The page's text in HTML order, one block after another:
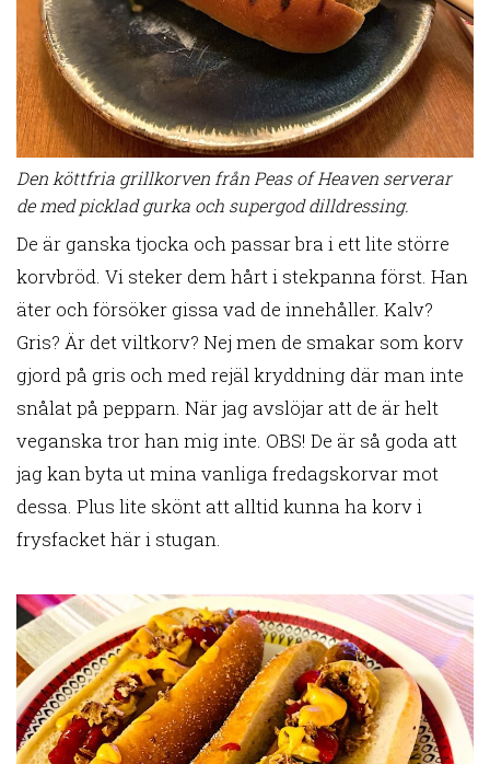
Den köttfria grillkorven från Peas of Heaven serverar
de med picklad gurka och supergod dilldressing.
De är ganska tjocka och passar bra i ett lite större
korvbröd. Vi steker dem hårt i stekpanna först. Han
äter och försöker gissa vad de innehåller. Kalv?
Gris? Är det viltkorv? Nej men de smakar som korv
gjord på gris och med rejäl kryddning där man inte
snålat på pepparn. När jag avslöjar att de är helt
veganska tror han mig inte. OBS! De är så goda att
jag kan byta ut mina vanliga fredagskorvar mot
dessa. Plus lite skönt att alltid kunna ha korv i
frysfacket här i stugan.